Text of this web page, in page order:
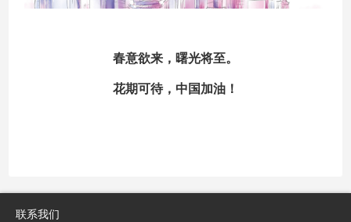
春意欲来，曙光将至。
花期可待，中国加油！
联系我们